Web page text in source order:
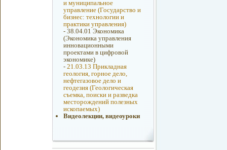
и муниципальное
управление (Государство и
бизнес: технологии и
практики управления)
- 38.04.01 Экономика
(Экономика управления
инновационными
проектами в цифровой
экономике)
- 21.03.13 Прикладная
геология, горное дело,
нефтегазовое дело и
геодезия (Геологическая
съемка, поиски и разведка
месторождений полезных
ископаемых)
Видеолекции, видеоуроки